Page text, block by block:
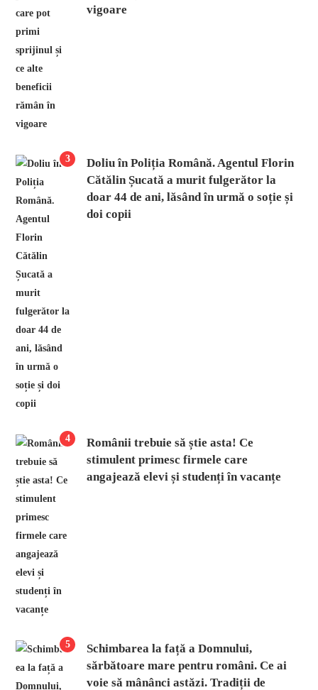
vigoare
3
Doliu în Poliția Română. Agentul Florin
Cătălin Șucată a murit fulgerător la
doar 44 de ani, lăsând în urmă o soție și
doi copii
4
Românii trebuie să știe asta! Ce
stimulent primesc firmele care
angajează elevi și studenți în vacanțe
5
Schimbarea la față a Domnului,
sărbătoare mare pentru români. Ce ai
voie să mânânci astăzi. Tradiții de